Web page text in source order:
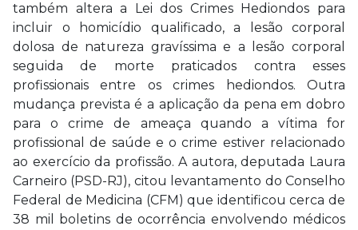
também altera a Lei dos Crimes Hediondos para
incluir o homicídio qualificado, a lesão corporal
dolosa de natureza gravíssima e a lesão corporal
seguida de morte praticados contra esses
profissionais entre os crimes hediondos. Outra
mudança prevista é a aplicação da pena em dobro
para o crime de ameaça quando a vítima for
profissional de saúde e o crime estiver relacionado
ao exercício da profissão. A autora, deputada Laura
Carneiro (PSD-RJ), citou levantamento do Conselho
Federal de Medicina (CFM) que identificou cerca de
38 mil boletins de ocorrência envolvendo médicos